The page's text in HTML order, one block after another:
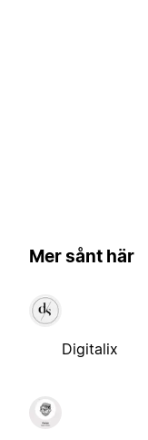
Mer sånt här
Digitalix